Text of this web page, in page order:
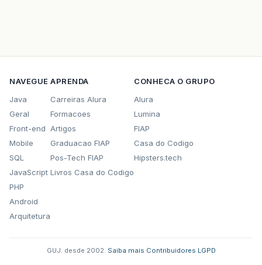
NAVEGUE
Java
Geral
Front-end
Mobile
SQL
JavaScript
PHP
Android
Arquitetura
APRENDA
Carreiras Alura
Formacoes
Artigos
Graduacao FIAP
Pos-Tech FIAP
Livros Casa do Codigo
CONHECA O GRUPO
Alura
Lumina
FIAP
Casa do Codigo
Hipsters.tech
GUJ: desde 2002. Saiba mais Contribuidores LGPD